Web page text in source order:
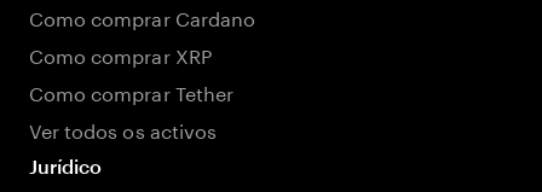
Como comprar Cardano
Como comprar XRP
Como comprar Tether
Ver todos os activos
Jurídico